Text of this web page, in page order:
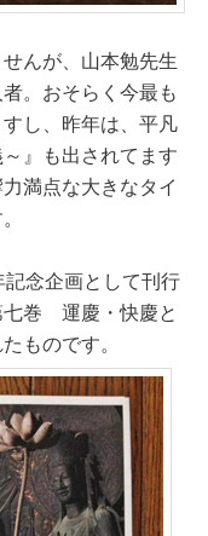
んが、山本勉先生
。おそらく今最も
し、昨年は、平凡
』も出されてます
満点な大きなタイ
念企画として刊行
七巻 運慶・快慶と
ものです。